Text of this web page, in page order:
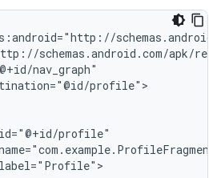
profile">